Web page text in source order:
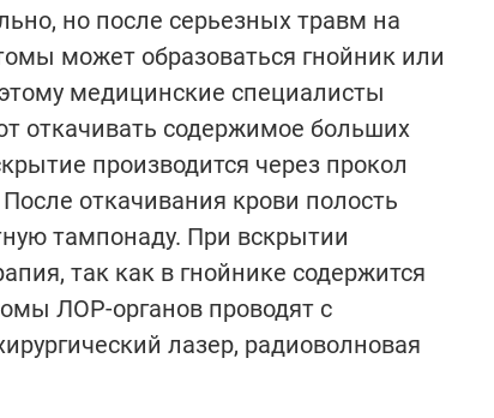
но после серьезных травм на
может образоваться гнойник или
медицинские специалисты
откачивать содержимое больших
производится через прокол
откачивания крови полость
тампонаду. При вскрытии
так как в гнойнике содержится
ЛОР-органов проводят с
лазер, радиоволновая